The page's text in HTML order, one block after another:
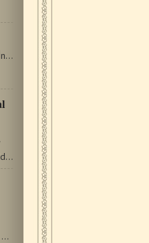
Kiliselerimizde okunan İncil metinlerinde Matta’nın 6. Pazar…
UYANIK OLUN!!! Vahiy'de yazılanların çoğunu muhtemelen…
İznik’te Toplanan Birinci Ekümenik Konsil’in 1700. Yıldönümü…